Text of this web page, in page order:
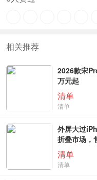
相关推荐
2026款宋
万元起
清单
清单
外屏大过
折叠市场，
清单
清单